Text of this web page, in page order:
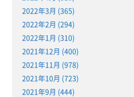
2022年3月 (365)
2022年2月 (294)
2022年1月 (310)
2021年12月 (400)
2021年11月 (978)
2021年10月 (723)
2021年9月 (444)